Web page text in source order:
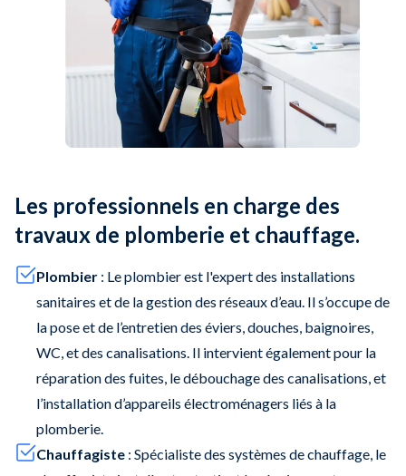
Les professionnels en charge des
travaux de plomberie et chauffage.
Plombier : Le plombier est l'expert des installations
sanitaires et de la gestion des réseaux d’eau. Il s’occupe de
la pose et de l’entretien des éviers, douches, baignoires,
WC, et des canalisations. Il intervient également pour la
réparation des fuites, le débouchage des canalisations, et
l’installation d’appareils électroménagers liés à la
plomberie.
Chauffagiste : Spécialiste des systèmes de chauffage, le